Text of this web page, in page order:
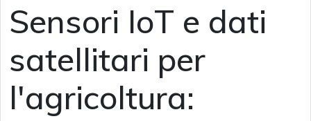
Sensori IoT e dati
satellitari per
l'agricoltura: